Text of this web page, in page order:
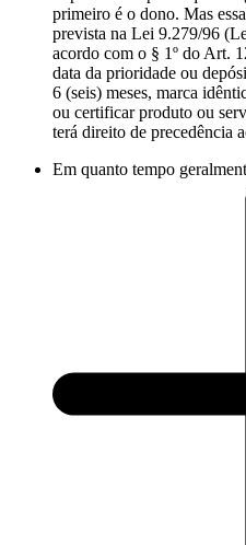
primeiro é o dono. Mas
prevista na Lei 9.279/96
acordo com o § 1º do Art.
data da prioridade ou
6 (seis) meses, marca
ou certificar produto ou
terá direito de precedência
Em quanto tempo